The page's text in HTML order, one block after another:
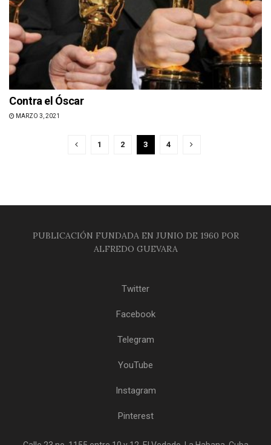
Contra el Óscar
MARZO 3, 2021
1 2 3 4
PUBLICACIÓN FUNDADA EN JUNIO DE 1960 POR
ALFREDO GUEVARA
Twitter
Facebook
Telegram
YouTube
Instagram
Pinterest